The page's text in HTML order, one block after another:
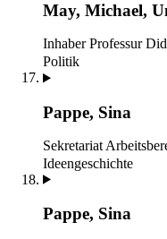
May, Michael,
Inhaber Professur
Politik
Pappe, Sina
Sekretariat
Ideengeschichte
Pappe, Sina